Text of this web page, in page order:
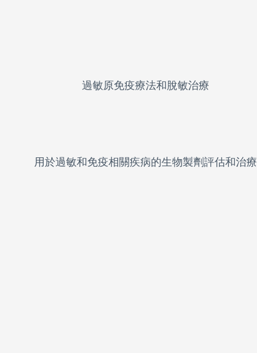
過敏原免疫療法和脫敏治療
用於過敏和免疫相關疾病的生物製劑評估和治療